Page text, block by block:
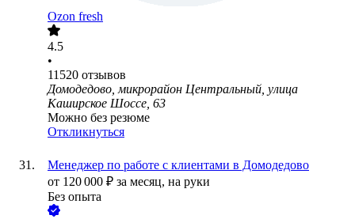
Ozon fresh
4.5
•
11520 отзывов
Домодедово, микрорайон Центральный, улица
Каширское Шоссе, 63
Можно без резюме
Откликнуться
Менеджер по работе с клиентами в Домодедово
от 120 000 ₽ за месяц, на руки
Без опыта